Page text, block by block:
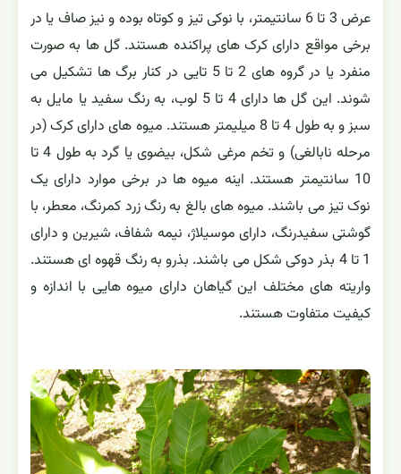
عرض 3 تا 6 سانتیمتر، با نوکی تیز و کوتاه بوده و نیز صاف یا در
برخی مواقع دارای کرک های پراکنده هستند. گل ها به صورت
منفرد یا در گروه های 2 تا 5 تایی در کنار برگ ها تشکیل می
شوند. این گل ها دارای 4 تا 5 لوب، به رنگ سفید یا مایل به
سبز و به طول 4 تا 8 میلیمتر هستند. میوه های دارای کرک (در
مرحله نابالغی) و تخم مرغی شکل، بیضوی یا گرد به طول 4 تا
10 سانتیمتر هستند. اینه میوه ها در برخی موارد دارای یک
نوک تیز می باشند. میوه های بالغ به رنگ زرد کمرنگ، معطر، با
گوشتی سفیدرنگ، دارای موسیلاژ، نیمه شفاف، شیرین و دارای
1 تا 4 بذر دوکی شکل می باشند. بذرو به رنگ قهوه ای هستند.
واریته های مختلف این گیاهان دارای میوه هایی با اندازه و
کیفیت متفاوت هستند.